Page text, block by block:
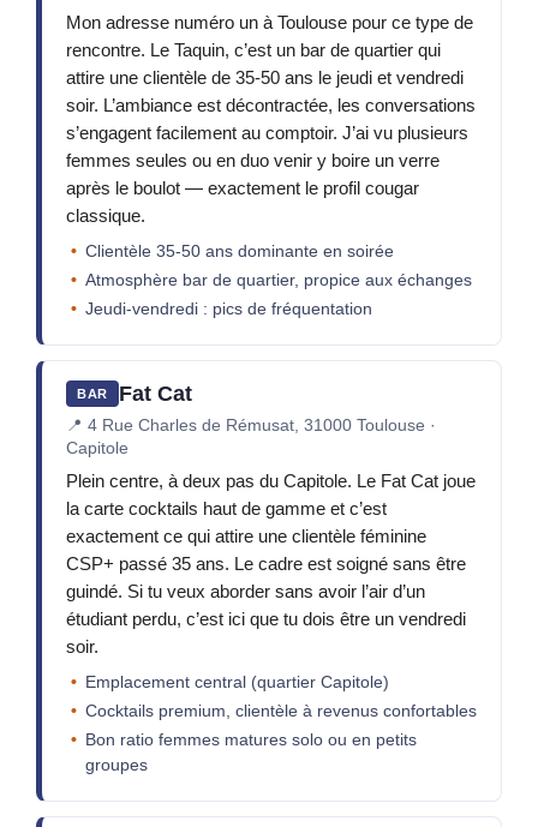
Mon adresse numéro un à Toulouse pour ce type de
rencontre. Le Taquin, c’est un bar de quartier qui
attire une clientèle de 35-50 ans le jeudi et vendredi
soir. L’ambiance est décontractée, les conversations
s’engagent facilement au comptoir. J’ai vu plusieurs
femmes seules ou en duo venir y boire un verre
après le boulot — exactement le profil cougar
classique.
Clientèle 35-50 ans dominante en soirée
Atmosphère bar de quartier, propice aux échanges
Jeudi-vendredi : pics de fréquentation
BAR Fat Cat
📍 4 Rue Charles de Rémusat, 31000 Toulouse ·
Capitole
Plein centre, à deux pas du Capitole. Le Fat Cat joue
la carte cocktails haut de gamme et c’est
exactement ce qui attire une clientèle féminine
CSP+ passé 35 ans. Le cadre est soigné sans être
guindé. Si tu veux aborder sans avoir l’air d’un
étudiant perdu, c’est ici que tu dois être un vendredi
soir.
Emplacement central (quartier Capitole)
Cocktails premium, clientèle à revenus confortables
Bon ratio femmes matures solo ou en petits
groupes